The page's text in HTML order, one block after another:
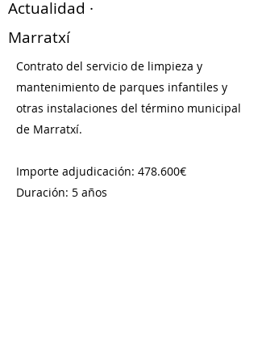
Actualidad ·
Marratxí
Contrato del servicio de limpieza y
mantenimiento de parques infantiles y
otras instalaciones del término municipal
de Marratxí.
Importe adjudicación: 478.600€
Duración: 5 años